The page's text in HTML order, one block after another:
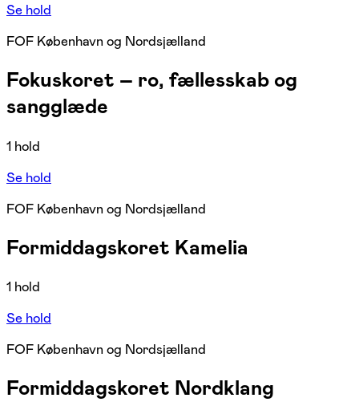
Se hold
FOF København og Nordsjælland
Fokuskoret – ro, fællesskab og
sangglæde
1 hold
Se hold
FOF København og Nordsjælland
Formiddagskoret Kamelia
1 hold
Se hold
FOF København og Nordsjælland
Formiddagskoret Nordklang